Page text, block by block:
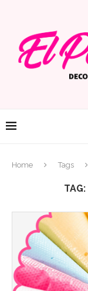
Home Tags
TAG: